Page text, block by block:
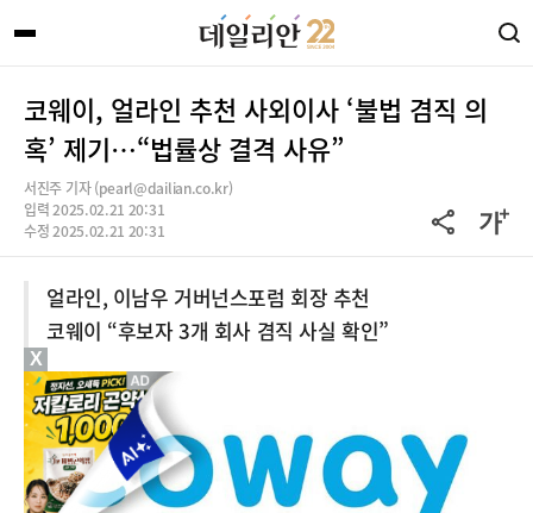
코웨이, 얼라인 추천 사외이사 ‘불법 겸직 의
혹’ 제기…“법률상 결격 사유”
서진주 기자 (pearl@dailian.co.kr)
입력 2025.02.21 20:31
수정 2025.02.21 20:31
얼라인, 이남우 거버넌스포럼 회장 추천
코웨이 “후보자 3개 회사 겸직 사실 확인”
X